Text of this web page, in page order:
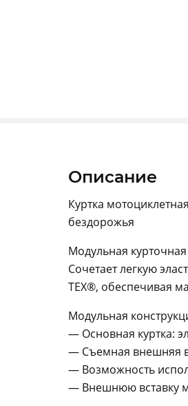
Описание
Куртка
бездорожья
Модульная
Сочетает легкую
TEX®, обеспечивая
Модульная
— Основная куртка:
— Съемная внешняя
— Возможность
— Внешнюю вставку